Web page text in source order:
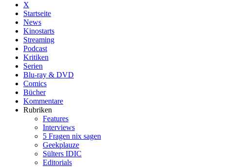
X
Startseite
News
Kinostarts
Streaming
Podcast
Kritiken
Serien
Blu-ray & DVD
Comics
Bücher
Kommentare
Rubriken
Features
Interviews
5 Fragen nix sagen
Geekplauze
Sülters IDIC
Editorials